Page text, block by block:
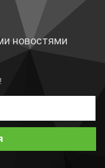
новостями